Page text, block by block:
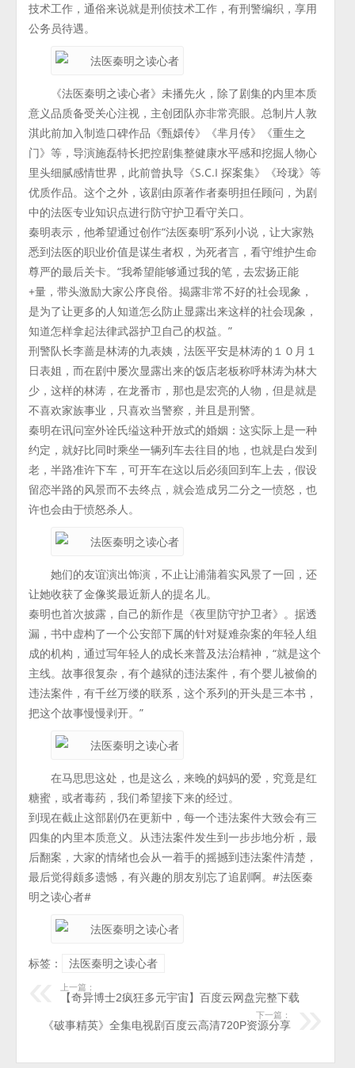
技术工作，通俗来说就是刑侦技术工作，有刑警编织，享用
公务员待遇。
《法医秦明之读心者》未播先火，除了剧集的内里本质
意义品质备受关心注视，主创团队亦非常亮眼。总制片人敦
淇此前加入制造口碑作品《甄嬛传》《芈月传》《重生之
门》等，导演施磊特长把控剧集整健康水平感和挖掘人物心
里头细腻感情世界，此前曾执导《S.C.I 探案集》《玲珑》等
优质作品。这个之外，该剧由原著作者秦明担任顾问，为剧
中的法医专业知识点进行防守护卫看守关口。
秦明表示，他希望通过创作“法医秦明”系列小说，让大家熟
悉到法医的职业价值是谋生者权，为死者言，看守维护生命
尊严的最后关卡。“我希望能够通过我的笔，去宏扬正能
+量，带头激励大家公序良俗。揭露非常不好的社会现象，
是为了让更多的人知道怎么防止显露出来这样的社会现象，
知道怎样拿起法律武器护卫自己的权益。”
刑警队长李蔷是林涛的九表姨，法医平安是林涛的１０月１
日表姐，而在剧中屡次显露出来的饭店老板称呼林涛为林大
少，这样的林涛，在龙番市，那也是宏亮的人物，但是就是
不喜欢家族事业，只喜欢当警察，并且是刑警。
秦明在讯问室外诠氏缢这种开放式的婚姻：这实际上是一种
约定，就好比同时乘坐一辆列车去往目的地，也就是白发到
老，半路准许下车，可开车在这以后必须回到车上去，假设
留恋半路的风景而不去终点，就会造成另二分之一愤怒，也
许也会由于愤怒杀人。
她们的友谊演出饰演，不止让浦蒲着实风景了一回，还
让她收获了金像奖最近新人的提名儿。
秦明也首次披露，自己的新作是《夜里防守护卫者》。据透
漏，书中虚构了一个公安部下属的针对疑难杂案的年轻人组
成的机构，通过写年轻人的成长来普及法治精神，“就是这个
主线。故事很复杂，有个越狱的违法案件，有个婴儿被偷的
违法案件，有千丝万缕的联系，这个系列的开头是三本书，
把这个故事慢慢剥开。”
在马思思这处，也是这么，来晚的妈妈的爱，究竟是红
糖蜜，或者毒药，我们希望接下来的经过。
到现在截止这部剧仍在更新中，每一个违法案件大致会有三
四集的内里本质意义。从违法案件发生到一步步地分析，最
后翻案，大家的情绪也会从一着手的摇撼到违法案件清楚，
最后觉得颇多遗憾，有兴趣的朋友别忘了追剧啊。#法医秦
明之读心者#
标签： 法医秦明之读心者
上一篇：
【奇异博士2疯狂多元宇宙】百度云网盘完整下载
下一篇：
《破事精英》全集电视剧百度云高清720P资源分享